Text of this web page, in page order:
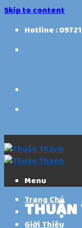
Skip to content
Hotline :
Menu
THUẬN
Trang Chủ
Giới Thiệu